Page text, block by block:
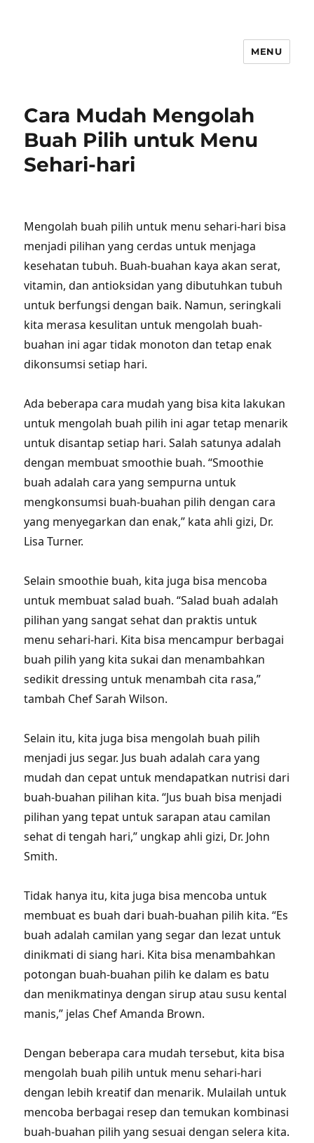
MENU
Cara Mudah Mengolah
Buah Pilih untuk Menu
Sehari-hari
Mengolah buah pilih untuk menu sehari-hari bisa
menjadi pilihan yang cerdas untuk menjaga
kesehatan tubuh. Buah-buahan kaya akan serat,
vitamin, dan antioksidan yang dibutuhkan tubuh
untuk berfungsi dengan baik. Namun, seringkali
kita merasa kesulitan untuk mengolah buah-
buahan ini agar tidak monoton dan tetap enak
dikonsumsi setiap hari.
Ada beberapa cara mudah yang bisa kita lakukan
untuk mengolah buah pilih ini agar tetap menarik
untuk disantap setiap hari. Salah satunya adalah
dengan membuat smoothie buah. “Smoothie
buah adalah cara yang sempurna untuk
mengkonsumsi buah-buahan pilih dengan cara
yang menyegarkan dan enak,” kata ahli gizi, Dr.
Lisa Turner.
Selain smoothie buah, kita juga bisa mencoba
untuk membuat salad buah. “Salad buah adalah
pilihan yang sangat sehat dan praktis untuk
menu sehari-hari. Kita bisa mencampur berbagai
buah pilih yang kita sukai dan menambahkan
sedikit dressing untuk menambah cita rasa,”
tambah Chef Sarah Wilson.
Selain itu, kita juga bisa mengolah buah pilih
menjadi jus segar. Jus buah adalah cara yang
mudah dan cepat untuk mendapatkan nutrisi dari
buah-buahan pilihan kita. “Jus buah bisa menjadi
pilihan yang tepat untuk sarapan atau camilan
sehat di tengah hari,” ungkap ahli gizi, Dr. John
Smith.
Tidak hanya itu, kita juga bisa mencoba untuk
membuat es buah dari buah-buahan pilih kita. “Es
buah adalah camilan yang segar dan lezat untuk
dinikmati di siang hari. Kita bisa menambahkan
potongan buah-buahan pilih ke dalam es batu
dan menikmatinya dengan sirup atau susu kental
manis,” jelas Chef Amanda Brown.
Dengan beberapa cara mudah tersebut, kita bisa
mengolah buah pilih untuk menu sehari-hari
dengan lebih kreatif dan menarik. Mulailah untuk
mencoba berbagai resep dan temukan kombinasi
buah-buahan pilih yang sesuai dengan selera kita.